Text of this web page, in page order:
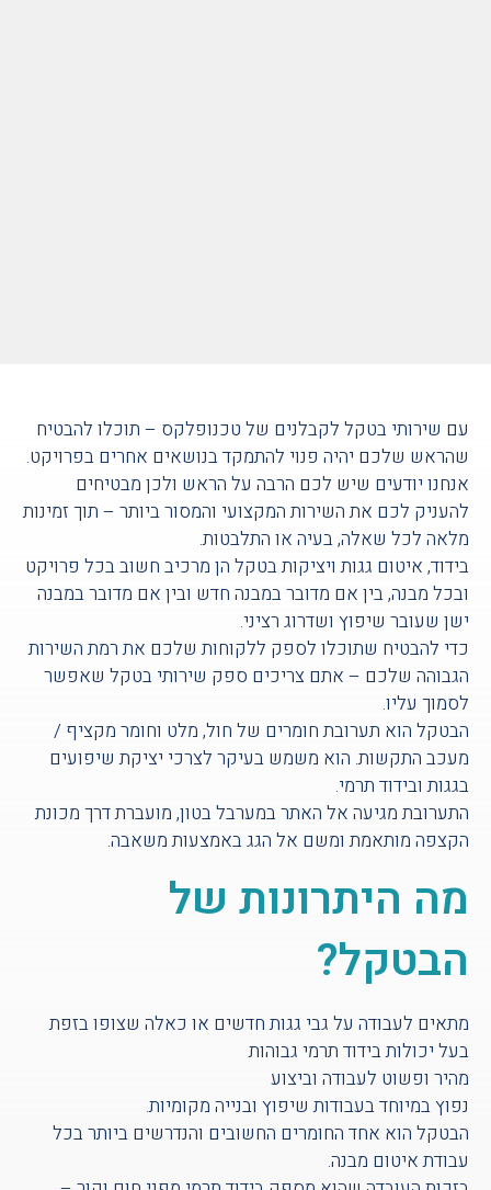
עם שירותי בטקל לקבלנים של טכנופלקס – תוכלו להבטיח
שהראש שלכם יהיה פנוי להתמקד בנושאים אחרים בפרויקט.
אנחנו יודעים שיש לכם הרבה על הראש ולכן מבטיחים
להעניק לכם את השירות המקצועי והמסור ביותר – תוך זמינות
מלאה לכל שאלה, בעיה או התלבטות.
בידוד, איטום גגות ויציקות בטקל הן מרכיב חשוב בכל פרויקט
ובכל מבנה, בין אם מדובר במבנה חדש ובין אם מדובר במבנה
ישן שעובר שיפוץ ושדרוג רציני.
כדי להבטיח שתוכלו לספק ללקוחות שלכם את רמת השירות
הגבוהה שלכם – אתם צריכים ספק שירותי בטקל שאפשר
לסמוך עליו.
הבטקל הוא תערובת חומרים של חול, מלט וחומר מקציף /
מעכב התקשות. הוא משמש בעיקר לצרכי יציקת שיפועים
בגגות ובידוד תרמי.
התערובת מגיעה אל האתר במערבל בטון, מועברת דרך מכונת
הקצפה מותאמת ומשם אל הגג באמצעות משאבה.
מה היתרונות של
הבטקל?
מתאים לעבודה על גבי גגות חדשים או כאלה שצופו בזפת
בעל יכולות בידוד תרמי גבוהות
מהיר ופשוט לעבודה וביצוע
נפוץ במיוחד בעבודות שיפוץ ובנייה מקומיות.
הבטקל הוא אחד החומרים החשובים והנדרשים ביותר בכל
עבודת איטום מבנה.